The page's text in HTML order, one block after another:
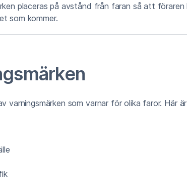
placeras på avstånd från faran så att föraren
som kommer.
varningsmärken som varnar för olika faror. Här